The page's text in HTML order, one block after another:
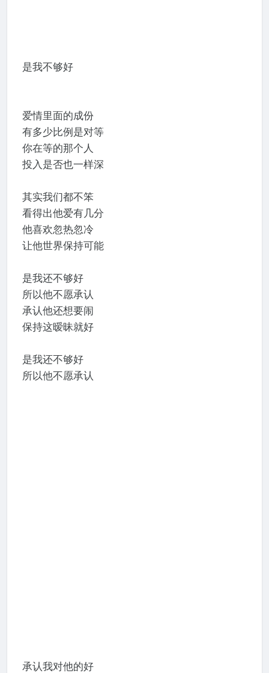
是我不够好
爱情里面的成份
有多少比例是对等
你在等的那个人
投入是否也一样深
其实我们都不笨
看得出他爱有几分
他喜欢忽热忽冷
让他世界保持可能
是我还不够好
所以他不愿承认
承认他还想要闹
保持这暧昧就好
是我还不够好
所以他不愿承认
承认我对他的好